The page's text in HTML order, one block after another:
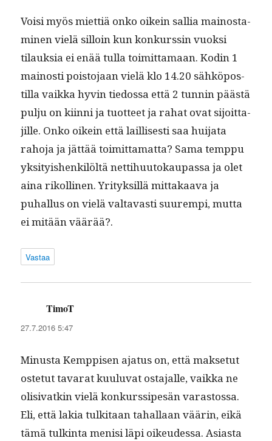
Voisi myös miet­tiä onko oikein sal­lia main­os­t­a­
mi­nen vielä sil­loin kun konkurssin vuok­si
tilauk­sia ei enää tul­la toimit­ta­maan. Kodin 1
main­os­ti pois­to­jaan vielä klo 14.20 sähkö­pos­
til­la vaik­ka hyvin tiedos­sa että 2 tun­nin päästä
pulju on kiin­ni ja tuot­teet ja rahat ovat sijoit­ta­
jille. Onko oikein että lail­lis­es­ti saa hui­ja­ta
raho­ja ja jät­tää toimit­ta­mat­ta? Sama temp­pu
yksi­ty­ishenkilöltä net­ti­hu­u­tokau­pas­sa ja olet
aina rikolli­nen. Yri­tyk­sil­lä mit­takaa­va ja
puhal­lus on vielä val­tavasti suurem­pi, mut­ta
ei mitään väärää?.
Vastaa
TimoT
27.7.2016 5:47
Minus­ta Kemp­pisen aja­tus on, että mak­se­tut
oste­tut tavarat kuu­lu­vat osta­jalle, vaik­ka ne
oli­si­vatkin vielä konkurssipesän varas­tossa.
Eli, että lakia tulk­i­taan tahal­laan väärin, eikä
tämä tulk­in­ta menisi läpi oikeudessa. Asi­as­ta